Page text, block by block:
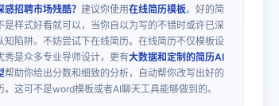
感招聘市场残酷？ 建议你使用在线简历模板。好的简
是样式好看就可以，当你自以为写的不错时或许已深
知陷阱。不妨尝试下在线简历。在线简历不仅模板设
秀是众多专业导师设计，更有大数据和定制的简历AI
帮助你给出分数和细致的分析，自动帮你改写出好的
。这可不是word模板或者AI聊天工具能够做到的。